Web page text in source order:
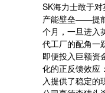
SK海力士敢于
产能壁垒——提
个月，一旦进入
代工厂的配角一
即便投入巨额资
化的正反馈效应
入提供了稳定的